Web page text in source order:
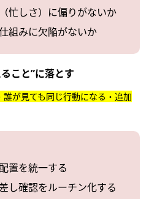
忙しさ）に偏りがないか
組みに欠陥がないか
こと”に落とす
誰が見ても同じ行動になる・追加
置を統一する
し確認をルーチン化する